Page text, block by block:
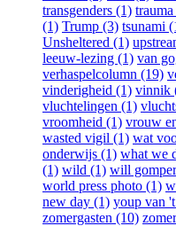
transgenders (1)
(1) Trump (3) tsunami
Unsheltered (1)
leeuw-lezing (1) van
verhaspelcolumn (19)
vinderigheid (1) vinnik
vluchtelingen (1)
vroomheid (1) vrouw
wasted vigil (1) wat
onderwijs (1) what we
(1) wild (1) will
world press photo (1)
new day (1) youp van
zomergasten (10)